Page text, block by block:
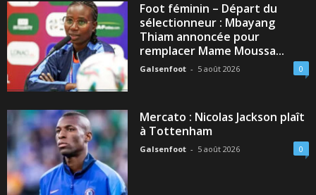
Foot féminin – Départ du
sélectionneur : Mbayang
Thiam annoncée pour
remplacer Mame Moussa...
Galsenfoot - 5 août 2026 0
Mercato : Nicolas Jackson plaît
à Tottenham
Galsenfoot - 5 août 2026 0